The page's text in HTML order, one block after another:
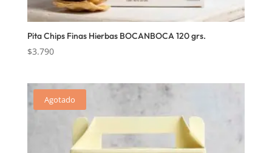
Pita Chips Finas Hierbas BOCANBOCA 120 grs.
$3.790
Agotado